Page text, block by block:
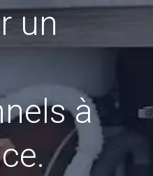
un
à